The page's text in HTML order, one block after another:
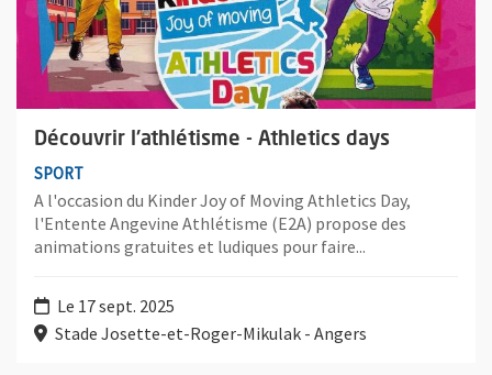
Découvrir l'athlétisme - Athletics days
SPORT
A l'occasion du Kinder Joy of Moving Athletics Day,
l'Entente Angevine Athlétisme (E2A) propose des
animations gratuites et ludiques pour faire...
Le 17 sept. 2025
Stade Josette-et-Roger-Mikulak - Angers